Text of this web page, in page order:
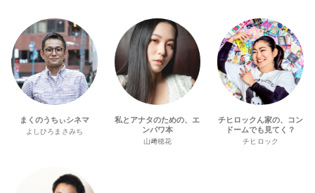
まくのうちぃシネマ
よしひろまさみち
私とアナタのための、エ
ンパワ本
山﨑穂花
チヒロックん家の、コン
ドームでも見てく？
チヒロック